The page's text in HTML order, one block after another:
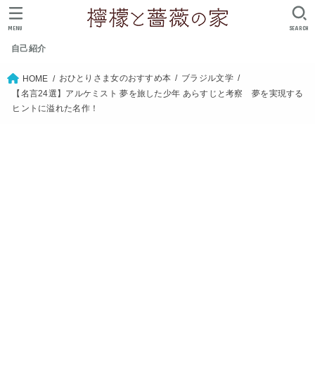
自己紹介
SEARCH
MENU
HOME おひとりさま女のおすすめ本
ブラジル文学
【名言24選】アルケミスト 夢を旅した少年 あらすじと考察 夢を実現する
ヒントに溢れた名作！